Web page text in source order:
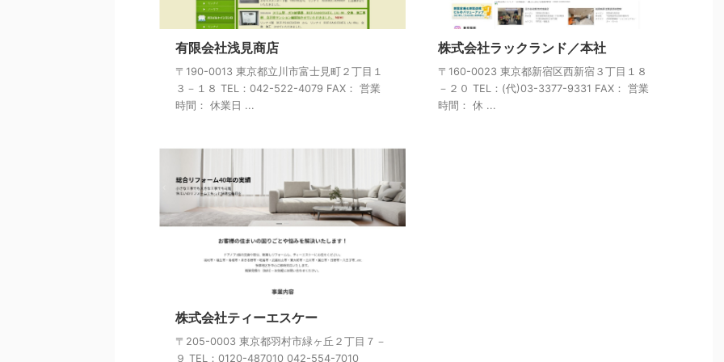
有限会社浅見商店
〒190-0013 東京都立川市富士見町２丁目１
３－１８ TEL：042-522-4079 FAX： 営業
時間： 休業日 ...
株式会社ラックランド／本社
〒160-0023 東京都新宿区西新宿３丁目１８
－２０ TEL：(代)03-3377-9331 FAX： 営業
時間： 休 ...
株式会社ティーエスケー
〒205-0003 東京都羽村市緑ヶ丘２丁目７－
９ TEL：0120-487010 042-554-7010